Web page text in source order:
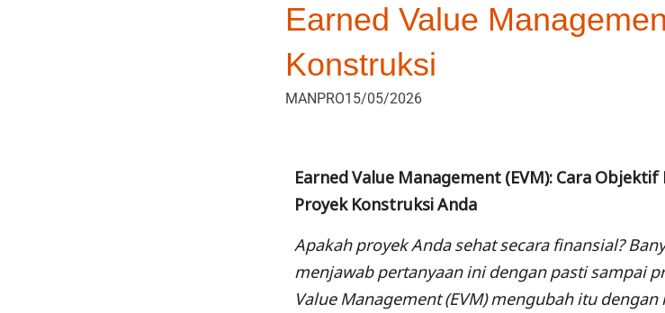
Earned Value
Konstruksi
MANPRO15/05/2026
Earned Value Management (EVM): Cara
Proyek Konstruksi Anda
Apakah proyek Anda sehat secara finansial?
menjawab pertanyaan ini dengan pasti sampai
Value Management (EVM) mengubah itu